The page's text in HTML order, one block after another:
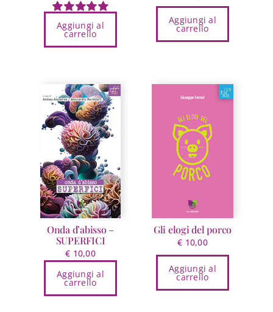
Valutato
5.00su 5
Aggiungi al
carrello
Aggiungi al
carrello
Onda d’abisso –
SUPERFICI
€ 10,00
Aggiungi al
carrello
Gli elogi del porco
€ 10,00
Aggiungi al
carrello